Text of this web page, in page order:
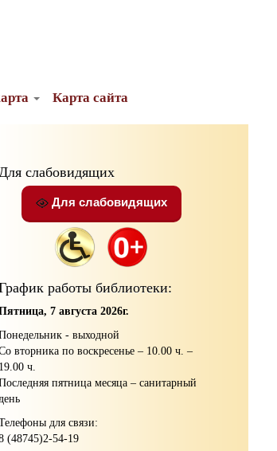
Карта сайта
слабовидящих
Для слабовидящих
работы библиотеки:
7 августа 2026г.
- выходной
вторника по воскресенье – 10.00 ч. –
19.00 ч.
пятница месяца – санитарный
день
для связи:
(48745)2-54-19